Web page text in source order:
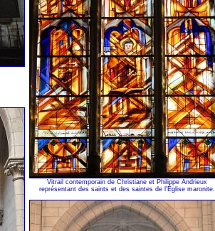
Vitrail contemporain de Christiane et Philippe Andrieux
représentant des saints et des saintes de l'Église maronite.